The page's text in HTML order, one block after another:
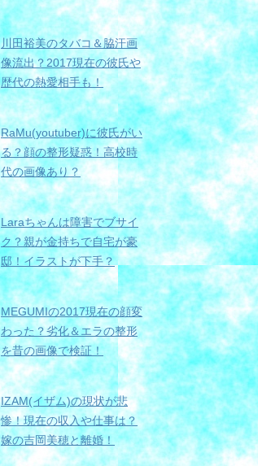
川田裕美のタバコ＆脇汗画
像流出？2017現在の彼氏や
歴代の熱愛相手も！
RaMu(youtuber)に彼氏がい
る？顔の整形疑惑！高校時
代の画像あり？
Laraちゃんは障害でブサイ
ク？親が金持ちで自宅が豪
邸！イラストが下手？
MEGUMIの2017現在の顔変
わった？劣化＆エラの整形
を昔の画像で検証！
IZAM(イザム)の現状が悲
惨！現在の収入や仕事は？
嫁の吉岡美穂と離婚！